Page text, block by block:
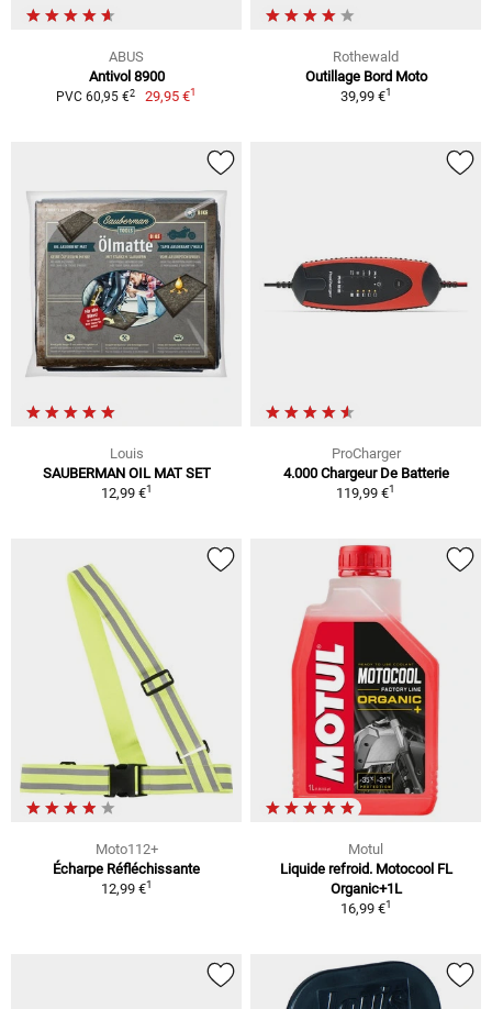
ABUS
Antivol 8900
PVC 60,95 €2 29,95 €1
Rothewald
Outillage Bord Moto
39,99 €1
Louis
SAUBERMAN OIL MAT SET
12,99 €1
ProCharger
4.000 Chargeur De Batterie
119,99 €1
Moto112+
Écharpe Réfléchissante
12,99 €1
Motul
Liquide refroid. Motocool FL
Organic+1L
16,99 €1